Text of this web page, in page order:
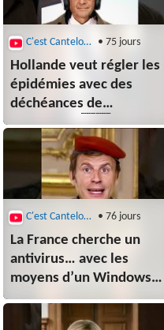
C'est Canteloup • 75 jours
Hollande veut régler les
épidémies avec des
déchéances de
nationalité 🇫🇷
C'est Canteloup • 76 jours
La France cherche un
antivirus… avec les
moyens d’un Windows
XP ⚠️